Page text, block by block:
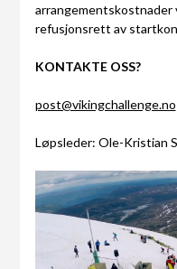
arrangementskostnader
refusjonsrett av
KONTAKTE OSS?
post@vikingchallenge.no
Løpsleder: Ole-Kristian